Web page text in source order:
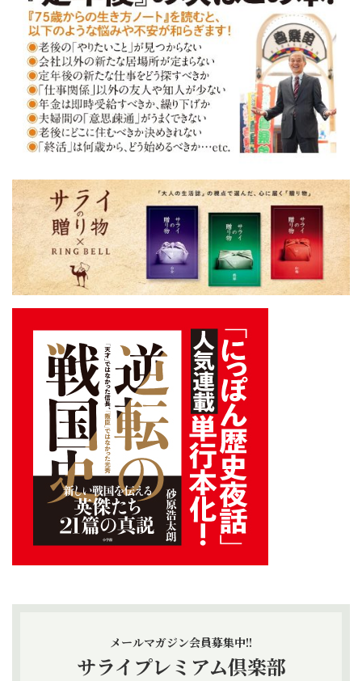
メールマガジン会員募集中!!
サライプレミアム倶楽部